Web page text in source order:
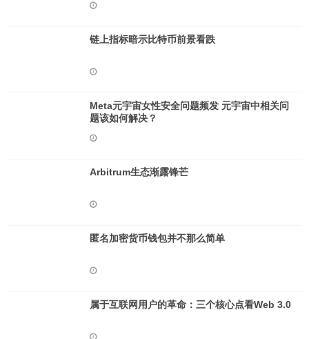
链上指标暗示比特币前景看跌
Meta元宇宙女性安全问题频发 元宇宙中相关问
题该如何解决？
Arbitrum生态渐露锋芒
匿名加密货币钱包并不那么简单
属于互联网用户的革命：三个核心点看Web 3.0